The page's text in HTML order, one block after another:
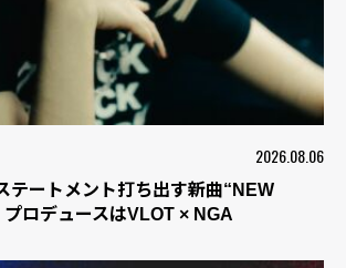
2026.08.06
テートメント打ち出す新曲“NEW
ロデュースはVLOT × NGA